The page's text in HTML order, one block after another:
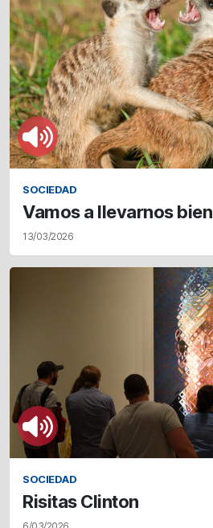
SOCIEDAD
Vamos a llevarnos bien
13/03/2026
SOCIEDAD
Risitas Clinton